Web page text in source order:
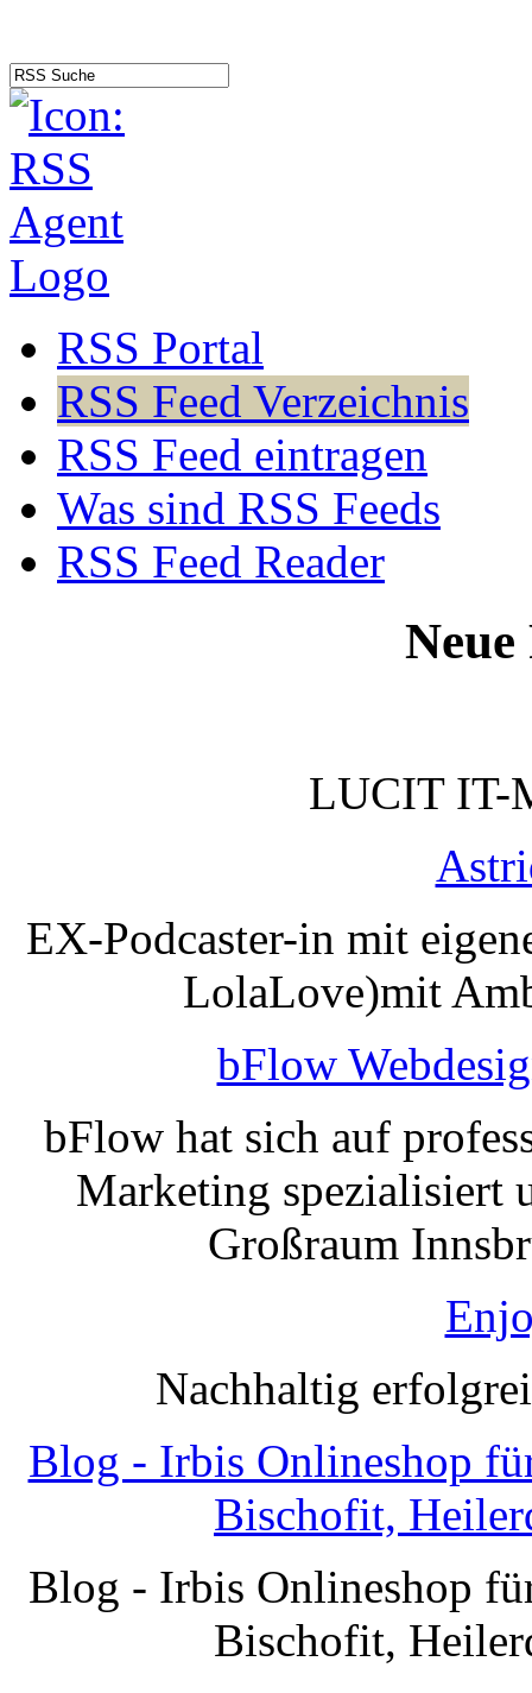
RSS Portal
RSS Feed Verzeichnis
RSS Feed eintragen
Was sind RSS Feeds
RSS Feed Reader
Neue
LUCIT IT-
EX-Podcaster-in mit
LolaLove)mit
bFlow
bFlow hat sich auf
Marketing spezialisiert
Großraum
Nachhaltig
Blog - Irbis Onlineshop
Bischofit,
Blog - Irbis Onlineshop
Bischofit,